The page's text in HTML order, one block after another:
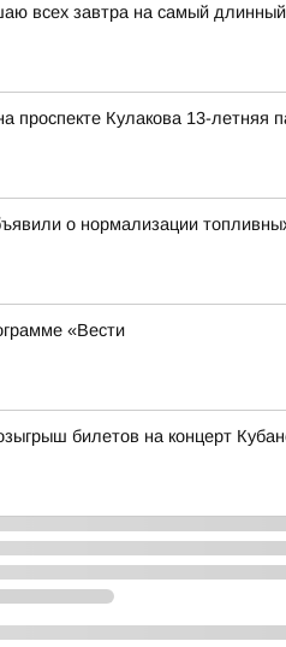
всех завтра на самый
проспекте Кулакова 13-летняя
о нормализации
«Вести
билетов на концерт